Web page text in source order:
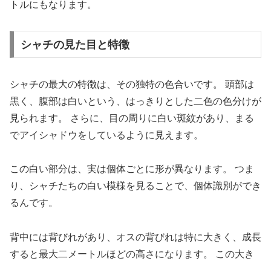
トルにもなります。
シャチの見た目と特徴
シャチの最大の特徴は、その独特の色合いです。 頭部は
黒く、腹部は白いという、はっきりとした二色の色分けが
見られます。 さらに、目の周りに白い斑紋があり、まる
でアイシャドウをしているように見えます。
この白い部分は、実は個体ごとに形が異なります。 つま
り、シャチたちの白い模様を見ることで、個体識別ができ
るんです。
背中には背びれがあり、オスの背びれは特に大きく、成長
すると最大二メートルほどの高さになります。 この大き